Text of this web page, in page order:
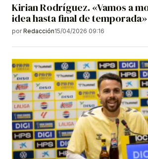
Kirian Rodríguez. «Vamos a
idea hasta final de temporada»
por Redacción15/04/2026 09:16